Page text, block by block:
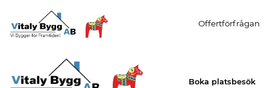
Offertförfrågan
Boka platsbesök